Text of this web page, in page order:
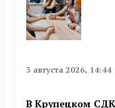
3 августа 2026, 14:44
В Крупецком СДК